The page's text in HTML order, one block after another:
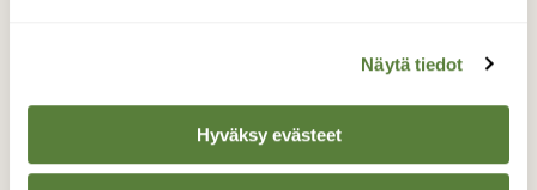
Näytä tiedot
Hyväksy evästeet
TAKAISIN LISTAAN